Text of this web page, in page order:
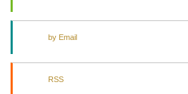
by Email
RSS